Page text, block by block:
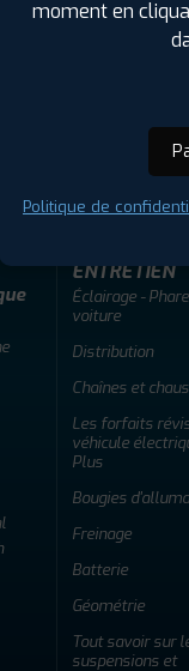
adherent
ENTRETIEN
Éclairage -
voiture
Distribution
Chaînes et
Les forfaits
véhicule
Plus
Bougies
Freinage
Batterie
Géométrie
Tout savoir sur
suspensions et
moment en
Politique de